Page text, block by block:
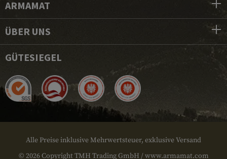
ARMAMAT
ÜBER UNS
GÜTESIEGEL
Alle Preise inklusive Mehrwertsteuer, exklusive Versand
© 2026 Copyright TMH Trading GmbH / www.armamat.com